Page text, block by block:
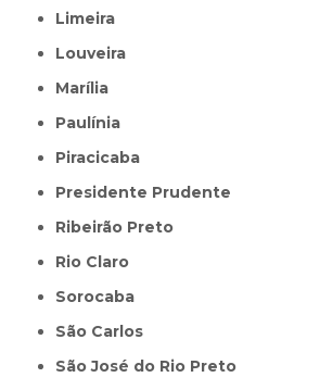
Limeira
Louveira
Marília
Paulínia
Piracicaba
Presidente Prudente
Ribeirão Preto
Rio Claro
Sorocaba
São Carlos
São José do Rio Preto